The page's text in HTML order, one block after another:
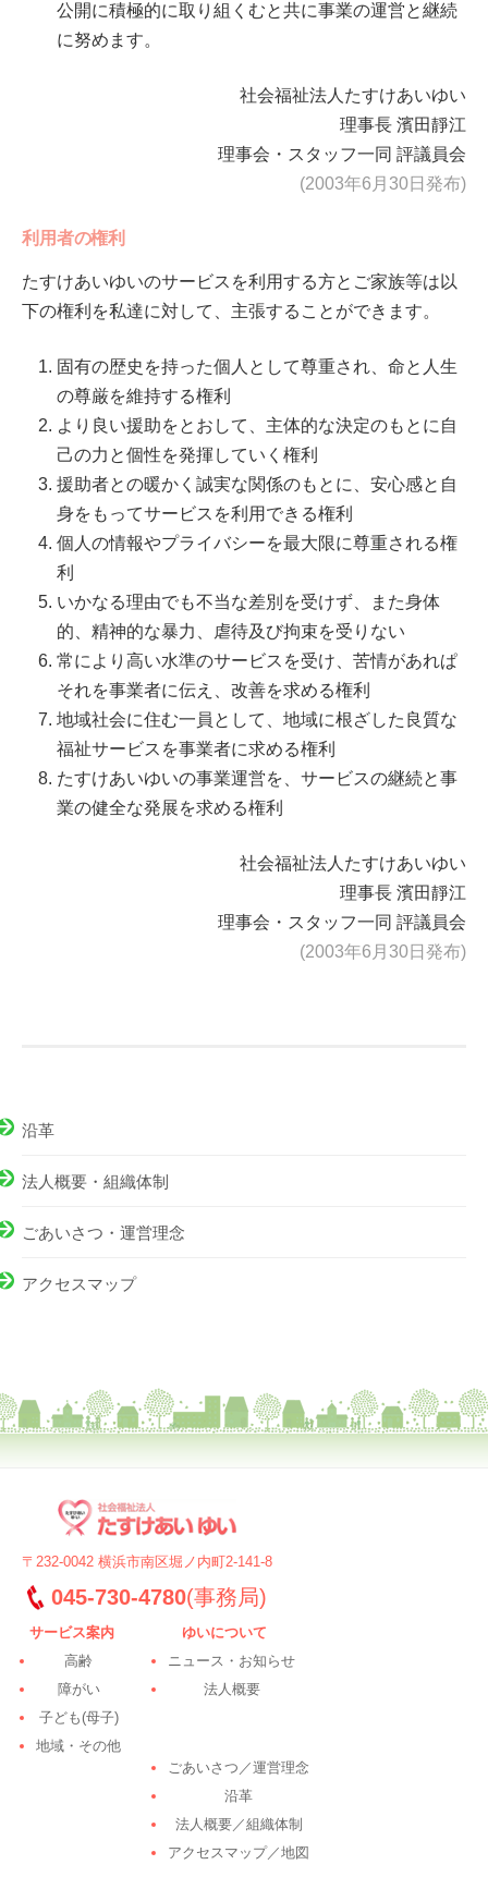
公開に積極的に取り組くむと共に事業の運営と継続
に努めます。
社会福祉法人たすけあいゆい
理事長 濱田靜江
理事会・スタッフ一同 評議員会
(2003年6月30日発布)
利用者の権利
たすけあいゆいのサービスを利用する方とご家族等は以
下の権利を私達に対して、主張することができます。
固有の歴史を持った個人として尊重され、命と人生
の尊厳を維持する権利
より良い援助をとおして、主体的な決定のもとに自
己の力と個性を発揮していく権利
援助者との暖かく誠実な関係のもとに、安心感と自
身をもってサービスを利用できる権利
個人の情報やプライバシーを最大限に尊重される権
利
いかなる理由でも不当な差別を受けず、また身体
的、精神的な暴力、虐待及び拘束を受りない
常により高い水準のサービスを受け、苦情があれぱ
それを事業者に伝え、改善を求める権利
地域社会に住む一員として、地域に根ざした良質な
福祉サービスを事業者に求める権利
たすけあいゆいの事業運営を、サービスの継続と事
業の健全な発展を求める権利
社会福祉法人たすけあいゆい
理事長 濱田靜江
理事会・スタッフ一同 評議員会
(2003年6月30日発布)
沿革
法人概要・組織体制
ごあいさつ・運営理念
アクセスマップ
〒232-0042 横浜市南区堀ノ内町2-141-8
045-730-4780(事務局)
サービス案内
高齢
障がい
子ども(母子)
地域・その他
ゆいについて
ニュース・お知らせ
法人概要
ごあいさつ／運営理念
沿革
法人概要／組織体制
アクセスマップ／地図